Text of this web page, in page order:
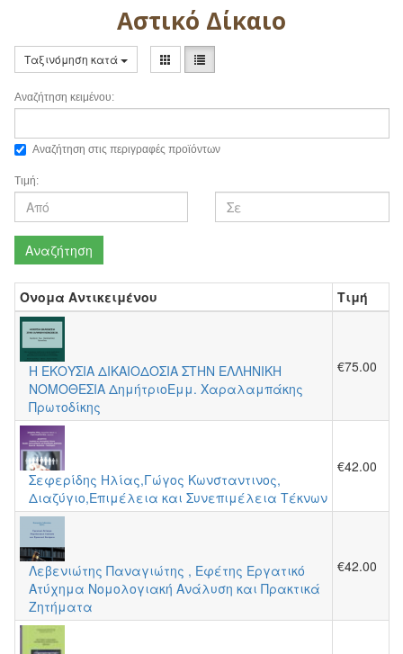
Αστικό Δίκαιο
Ταξινόμηση κατά
Αναζήτηση κειμένου:
Αναζήτηση στις περιγραφές προϊόντων
Τιμή:
Αναζήτηση
Όνομα Αντικειμένου Τιμή
Η ΕΚΟΥΣΙΑ ΔΙΚΑΙΟΔΟΣΙΑ ΣΤΗΝ ΕΛΛΗΝΙΚΗ
ΝΟΜΟΘΕΣΙΑ ΔημήτριοΕμμ. Χαραλαμπάκης
Πρωτοδίκης
€75.00
Σεφερίδης Ηλίας,Γώγος Κωνσταντινος,
Διαζύγιο,Επιμέλεια και Συνεπιμέλεια Τέκνων
€42.00
Λεβενιώτης Παναγιώτης , Εφέτης Εργατικό
Ατύχημα Νομολογιακή Ανάλυση και Πρακτικά
Ζητήματα
€42.00